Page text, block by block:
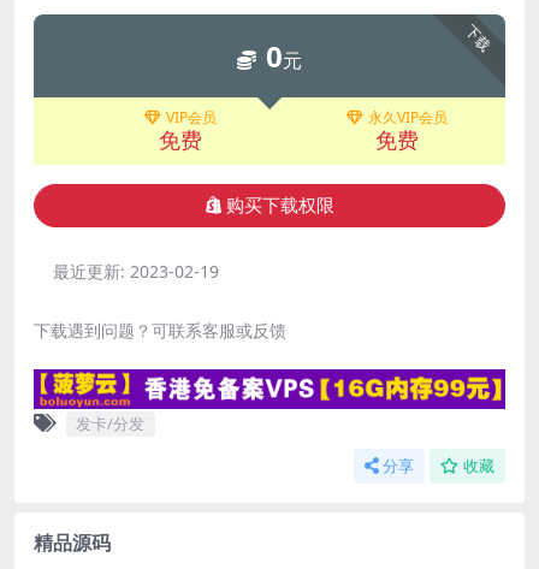
下载
0元
VIP会员
免费
永久VIP会员
免费
购买下载权限
最近更新: 2023-02-19
下载遇到问题？可联系客服或反馈
发卡/分发
分享 收藏
精品源码